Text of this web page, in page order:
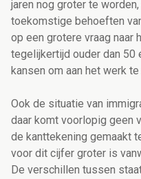
jaren nog groter te
toekomstige behoeften
op een grotere vraag naar
tegelijkertijd ouder dan 50
kansen om aan het werk
Ook de situatie van
daar komt voorlopig geen
de kanttekening gemaakt
voor dit cijfer groter is
De verschillen tussen